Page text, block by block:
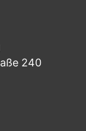
240